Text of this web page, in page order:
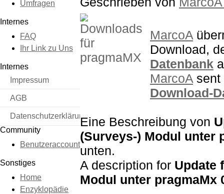
Umfragen
Internes
FAQ
Ihr Link zu Uns
Internes
Impressum
AGB
Datenschutzerklärung
Community
Benutzeraccount
Sonstiges
Home
Enzyklopädie
MarcoA
Download,
Datenbank
MarcoA sent
Download-
Eine Beschreibung von
(Surveys-) Modul unter
unten.
A description for Update
Modul unter pragmaMx